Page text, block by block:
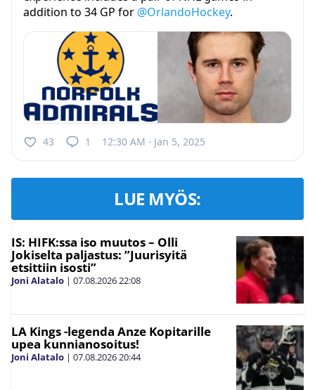
addition to 34 GP for @OrlandoHockey.
43 1 12:30 AM · Jan 5, 2025
LUE MYÖS:
IS: HIFK:ssa iso muutos – Olli
Jokiselta paljastus: ”Juurisyitä
etsittiin isosti”
Joni Alatalo | 07.08.202622:08
LA Kings -legenda Anze Kopitarille
upea kunnianosoitus!
Joni Alatalo | 07.08.202620:44